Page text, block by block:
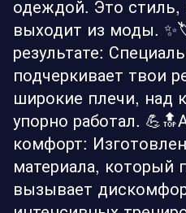
одеждой. Это стиль,
выходит из моды.
результате:
подчеркивает твои
широкие плечи, над
упорно работал.
комфорт:
материала, который
вызывает